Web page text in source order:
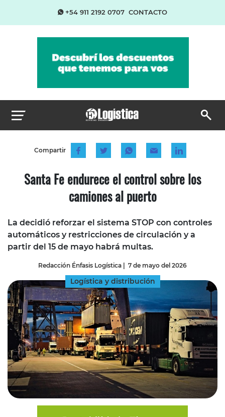
+54 911 2192 0707 CONTACTO
Compartir
Santa Fe endurece el control sobre los
camiones al puerto
La decidió reforzar el sistema STOP con controles
automáticos y restricciones de circulación y a
partir del 15 de mayo habrá multas.
Redacción Énfasis Logística | 7 de mayo del 2026
Logística y distribución